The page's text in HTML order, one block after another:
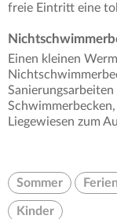
freie Eintritt eine
Einen kleinen
Liegewiesen zum
Sommer Ferien
Kinder